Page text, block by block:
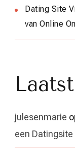
Dating Site
van Online
julesenmarie
een